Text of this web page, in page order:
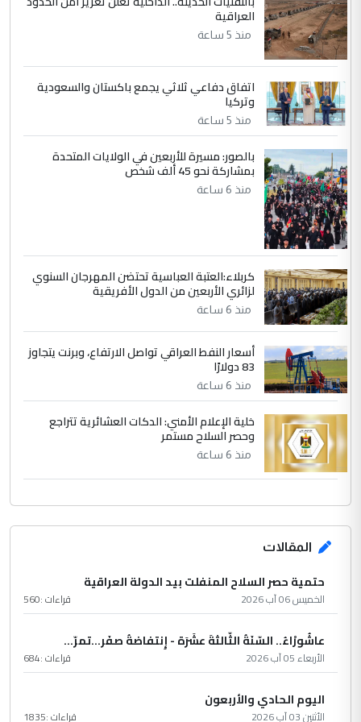
الموضوع :
الجواهري يرد على صدام حسين سل
مضجعيك يابن الزنا (نص كامل)
5 سردار
التعليق : واحد من عصابة علي ماما يسقط
جنسية الرافد الثالث للعراق ومن اصول عريقة
ابا فرات ...
الموضوع :
الجواهري يرد على صدام حسين سل
مضجعيك يابن الزنا (نص كامل)
العراقية
منذ 5 ساعة
اتفاق دفاعي ثلاثي يجمع باكستان والسعودية
وتركيا
منذ 5 ساعة
بالصور: مسيرة للأربعين في الولايات المتحدة
بمشاركة نحو 45 ألف شخص
منذ 6 ساعة
كربلاء:العتبة العباسية تحتضن المهرجان السنوي
لزائري الأربعين من الدول الأفريقية
منذ 6 ساعة
أسعار النفط العراقي تواصل الارتفاع، وبرنت يتجاوز
83 دولارًا
منذ 6 ساعة
خلية الإعلام الأمني: الدكات العشائرية تتراجع
وحصر السلاح مستمر
منذ 6 ساعة
المقالات
حتمية حصر السلاح المنفلت بيد الدولة العراقية
الخميس 06 آب 2026 قراءات :560
عاشُورْاءُ.. السّنَةُ الثّالثةَ عشَرَة - إِنتفاضةُ صفَر…تمرّ...
الأربعاء 05 آب 2026 قراءات :684
اليوم الحادي والأربعون
الأثنين 03 آب 2026 قراءات :1835